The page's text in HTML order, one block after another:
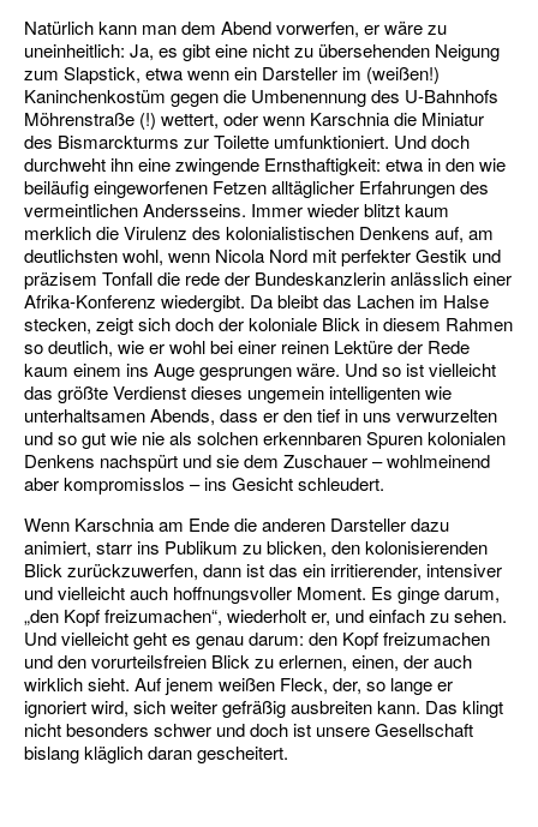
Natürlich kann man dem Abend vorwerfen, er wäre zu
uneinheitlich: Ja, es gibt eine nicht zu übersehenden Neigung
zum Slapstick, etwa wenn ein Darsteller im (weißen!)
Kaninchenkostüm gegen die Umbenennung des U-Bahnhofs
Möhrenstraße (!) wettert, oder wenn Karschnia die Miniatur
des Bismarckturms zur Toilette umfunktioniert. Und doch
durchweht ihn eine zwingende Ernsthaftigkeit: etwa in den wie
beiläufig eingeworfenen Fetzen alltäglicher Erfahrungen des
vermeintlichen Andersseins. Immer wieder blitzt kaum
merklich die Virulenz des kolonialistischen Denkens auf, am
deutlichsten wohl, wenn Nicola Nord mit perfekter Gestik und
präzisem Tonfall die rede der Bundeskanzlerin anlässlich einer
Afrika-Konferenz wiedergibt. Da bleibt das Lachen im Halse
stecken, zeigt sich doch der koloniale Blick in diesem Rahmen
so deutlich, wie er wohl bei einer reinen Lektüre der Rede
kaum einem ins Auge gesprungen wäre. Und so ist vielleicht
das größte Verdienst dieses ungemein intelligenten wie
unterhaltsamen Abends, dass er den tief in uns verwurzelten
und so gut wie nie als solchen erkennbaren Spuren kolonialen
Denkens nachspürt und sie dem Zuschauer – wohlmeinend
aber kompromisslos – ins Gesicht schleudert.
Wenn Karschnia am Ende die anderen Darsteller dazu
animiert, starr ins Publikum zu blicken, den kolonisierenden
Blick zurückzuwerfen, dann ist das ein irritierender, intensiver
und vielleicht auch hoffnungsvoller Moment. Es ginge darum,
„den Kopf freizumachen“, wiederholt er, und einfach zu sehen.
Und vielleicht geht es genau darum: den Kopf freizumachen
und den vorurteilsfreien Blick zu erlernen, einen, der auch
wirklich sieht. Auf jenem weißen Fleck, der, so lange er
ignoriert wird, sich weiter gefräßig ausbreiten kann. Das klingt
nicht besonders schwer und doch ist unsere Gesellschaft
bislang kläglich daran gescheitert.